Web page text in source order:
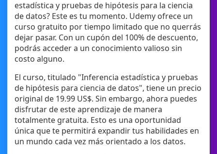
estadística y pruebas de hipótesis para la ciencia
de datos? Este es tu momento. Udemy ofrece un
curso gratuito por tiempo limitado que no querrás
dejar pasar. Con un cupón del 100% de descuento,
podrás acceder a un conocimiento valioso sin
costo alguno.
El curso, titulado "Inferencia estadística y pruebas
de hipótesis para ciencia de datos", tiene un precio
original de 19.99 US$. Sin embargo, ahora puedes
disfrutar de este aprendizaje de manera
totalmente gratuita. Esto es una oportunidad
única que te permitirá expandir tus habilidades en
un mundo cada vez más orientado a los datos.